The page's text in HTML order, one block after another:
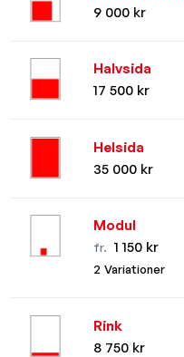
9 000 kr
Halvsida
17 500 kr
Helsida
35 000 kr
Modul
fr. 1 150 kr
2 Variationer
Rink
8 750 kr